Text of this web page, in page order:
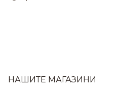
НАШИТЕ МАГАЗИНИ